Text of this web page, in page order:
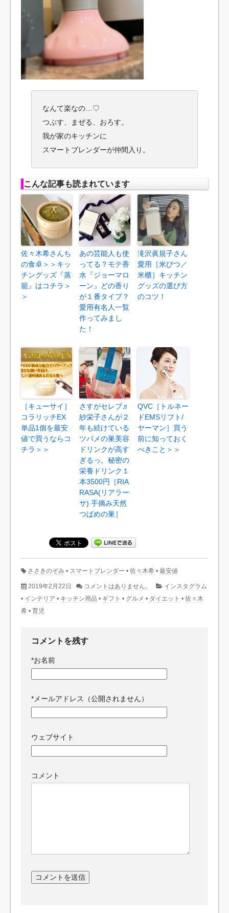
なんて楽なの…♡
つぶす、まぜる、おろす。
我が家のキッチンに
スマートブレンダーが仲間入り。
こんな記事も読まれています
佐々木希さんち
の食卓＞＞キッ
チングッズ『蒸
籠』はコチラ＞
＞
あの芸能人も使
ってる？モテ香
水『ジョーマロ
ーン』どの香り
が１番タイプ？
愛用有名人一覧
作ってみまし
た！
滝沢眞規子さん
愛用［米びつ／
米櫃］キッチン
グッズの選び方
のコツ！
［キューサイ］
コラリッチEX
単品1個を最安
値で買うならコ
チラ＞＞
さすがセレブ♬
紗栄子さんが２
年も続けている
ツバメの巣美容
ドリンクが高す
ぎるっ。秘密の
栄養ドリンク１
本3500円［RIA
RASA(リアラー
サ) 手摘み天然
つばめの巣］
QVC［トルネー
ドEMSリフト/
ヤーマン］買う
前に知っておく
べきこと＞＞
ささきのぞみ • スマートブレンダー • 佐々木希 • 最安値
2019年2月22日 コメントはありません。
インスタグラム
• インテリア • キッチン用品 • ギフト • グルメ • ダイエット • 佐々木
希 • 育児
コメントを残す
*お名前
* メールアドレス（公開されません）
ウェブサイト
コメント